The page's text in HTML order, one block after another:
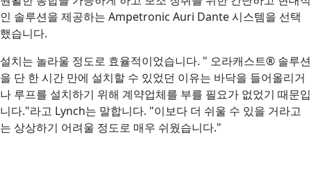
인 솔루션을 제공하는 Ampetronic Auri Dante 시스템을 선택
했습니다.
설치는 놀라울 정도로 효율적이었습니다. " 오라캐스트® 솔루션
을 단 한 시간 만에 설치할 수 있었던 이유는 바닥을 들어올리거
나 루프를 설치하기 위해 계약업체를 부를 필요가 없었기 때문입
니다."라고 Lynch는 말합니다. "이보다 더 쉬울 수 있을 거라고
는 상상하기 어려울 정도로 매우 쉬웠습니다."